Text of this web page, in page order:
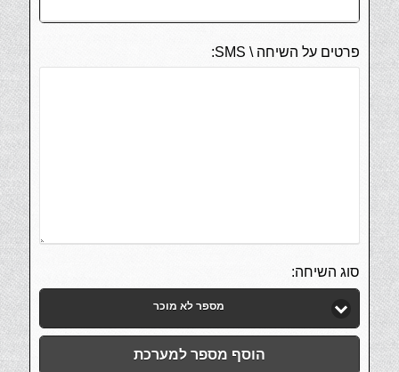
פרטים על השיחה \ SMS:
סוג השיחה:
מספר לא מוכר
הוסף מספר למערכת